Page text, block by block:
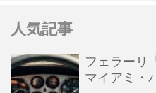
人気記事
フェラーリ
マイアミ・